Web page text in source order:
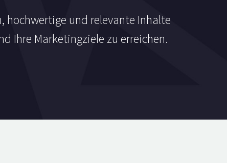
hochwertige und relevante Inhalte
Ihre Marketingziele zu erreichen.